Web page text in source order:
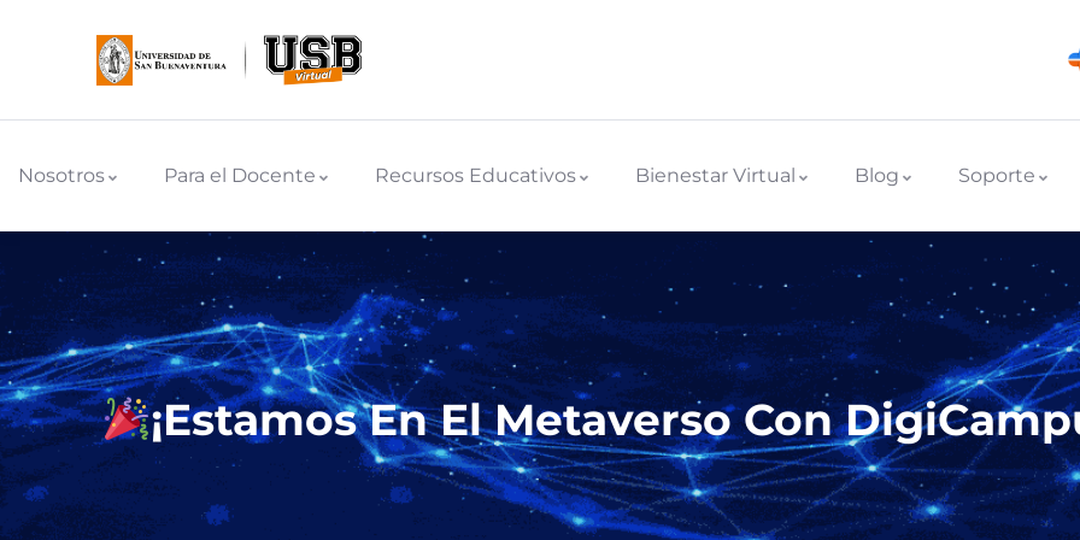
Nosotros Para el Docente Recursos Educativos Bienestar Virtual Blog Soporte
¡Estamos En El Metaverso Con